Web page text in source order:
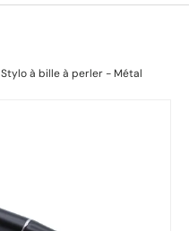
Stylo à bille à perler - Métal